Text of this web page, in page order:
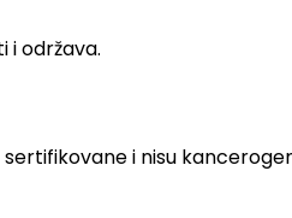
i održava.
i nisu